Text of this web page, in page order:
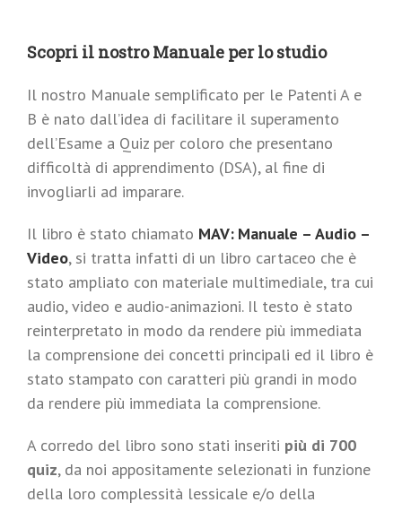
Scopri il nostro Manuale per lo studio
Il nostro Manuale semplificato per le Patenti A e
B è nato dall’idea di facilitare il superamento
dell’Esame a Quiz per coloro che presentano
difficoltà di apprendimento (DSA), al fine di
invogliarli ad imparare.
Il libro è stato chiamato MAV: Manuale – Audio –
Video, si tratta infatti di un libro cartaceo che è
stato ampliato con materiale multimediale, tra cui
audio, video e audio-animazioni. Il testo è stato
reinterpretato in modo da rendere più immediata
la comprensione dei concetti principali ed il libro è
stato stampato con caratteri più grandi in modo
da rendere più immediata la comprensione.
A corredo del libro sono stati inseriti più di 700
quiz, da noi appositamente selezionati in funzione
della loro complessità lessicale e/o della